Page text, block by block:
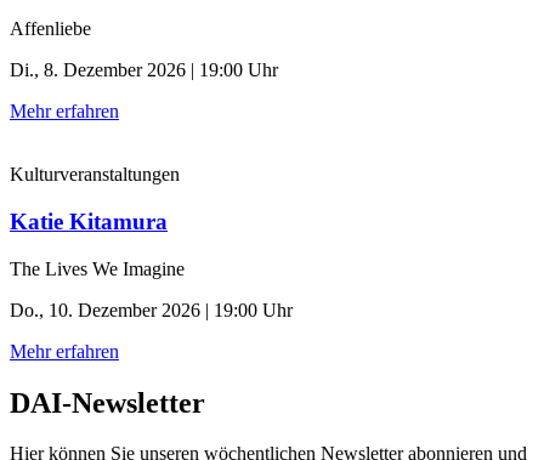
Affenliebe
Di., 8. Dezember 2026 | 19:00 Uhr
Mehr erfahren
Kulturveranstaltungen
Katie Kitamura
The Lives We Imagine
Do., 10. Dezember 2026 | 19:00 Uhr
Mehr erfahren
DAI-Newsletter
Hier können Sie unseren wöchentlichen Newsletter abonnieren und